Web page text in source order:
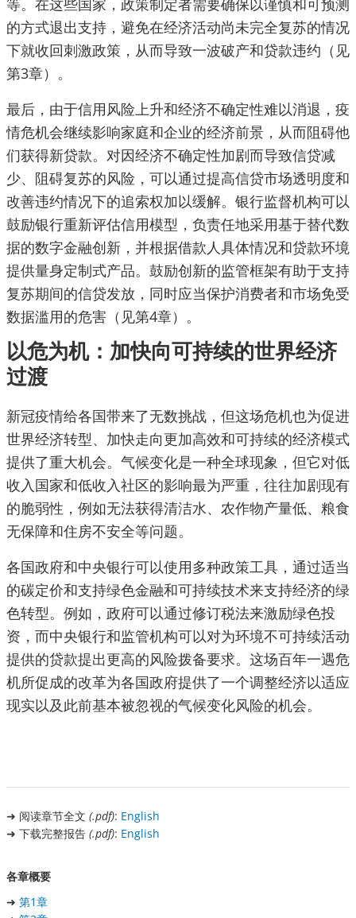
等。在这些国家，政策制定者需要确保以谨慎和可预测
的方式退出支持，避免在经济活动尚未完全复苏的情况
下就收回刺激政策，从而导致一波破产和贷款违约（见
第3章）。
最后，由于信用风险上升和经济不确定性难以消退，疫
情危机会继续影响家庭和企业的经济前景，从而阻碍他
们获得新贷款。对因经济不确定性加剧而导致信贷减
少、阻碍复苏的风险，可以通过提高信贷市场透明度和
改善违约情况下的追索权加以缓解。银行监督机构可以
鼓励银行重新评估信用模型，负责任地采用基于替代数
据的数字金融创新，并根据借款人具体情况和贷款环境
提供量身定制式产品。鼓励创新的监管框架有助于支持
复苏期间的信贷发放，同时应当保护消费者和市场免受
数据滥用的危害（见第4章）。
以危为机：加快向可持续的世界经济
过渡
新冠疫情给各国带来了无数挑战，但这场危机也为促进
世界经济转型、加快走向更加高效和可持续的经济模式
提供了重大机会。气候变化是一种全球现象，但它对低
收入国家和低收入社区的影响最为严重，往往加剧现有
的脆弱性，例如无法获得清洁水、农作物产量低、粮食
无保障和住房不安全等问题。
各国政府和中央银行可以使用多种政策工具，通过适当
的碳定价和支持绿色金融和可持续技术来支持经济的绿
色转型。例如，政府可以通过修订税法来激励绿色投
资，而中央银行和监管机构可以对为环境不可持续活动
提供的贷款提出更高的风险拨备要求。这场百年一遇危​​
机所促成的改革为各国政府提供了一个调整经济以适应
现实以及此前基本被忽视的气候变化风险的机会。
➜ 阅读章节全文 (.pdf): English
➜ 下载完整报告 (.pdf): English
各章概要
➜ 第1章